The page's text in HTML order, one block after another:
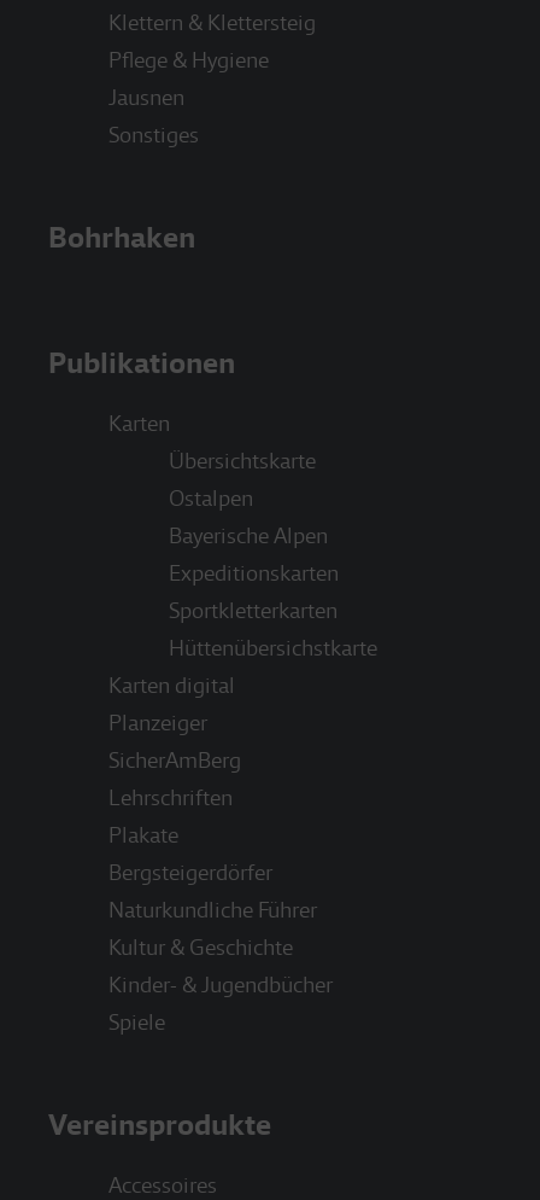
Klettern & Klettersteig
Pflege & Hygiene
Jausnen
Sonstiges
Bohrhaken
Publikationen
Karten
Übersichtskarte
Ostalpen
Bayerische Alpen
Expeditionskarten
Sportkletterkarten
Hüttenübersichstkarte
Karten digital
Planzeiger
SicherAmBerg
Lehrschriften
Plakate
Bergsteigerdörfer
Naturkundliche Führer
Kultur & Geschichte
Kinder- & Jugendbücher
Spiele
Vereinsprodukte
Accessoires